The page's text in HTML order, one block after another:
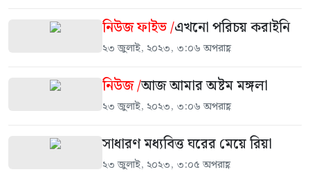
নিউজ ফাইভ /এখনো পরিচয় করাইনি
২৩ জুলাই, ২০২৩, ৩:০৬ অপরাহ্ণ
নিউজ /আজ আমার অষ্টম মঙ্গলা
২৩ জুলাই, ২০২৩, ৩:০৬ অপরাহ্ণ
সাধারণ মধ্যবিত্ত ঘরের মেয়ে রিয়া
২৩ জুলাই, ২০২৩, ৩:০৫ অপরাহ্ণ